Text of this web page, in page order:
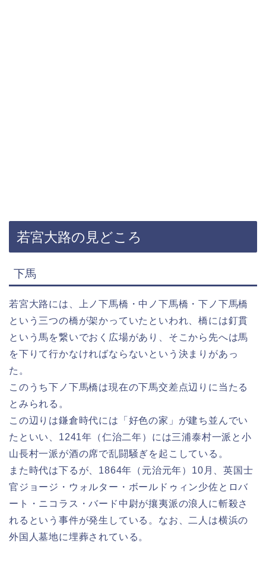
若宮大路の見どころ
下馬
若宮大路には、上ノ下馬橋・中ノ下馬橋・下ノ下馬橋
という三つの橋が架かっていたといわれ、橋には釘貫
という馬を繋いでおく広場があり、そこから先へは馬
を下りて行かなければならないという決まりがあっ
た。
このうち下ノ下馬橋は現在の下馬交差点辺りに当たる
とみられる。
この辺りは鎌倉時代には「好色の家」が建ち並んでい
たといい、1241年（仁治二年）には三浦泰村一派と小
山長村一派が酒の席で乱闘騒ぎを起こしている。
また時代は下るが、1864年（元治元年）10月、英国士
官ジョージ・ウォルター・ボールドゥィン少佐とロバ
ート・ニコラス・バード中尉が攘夷派の浪人に斬殺さ
れるという事件が発生している。なお、二人は横浜の
外国人墓地に埋葬されている。